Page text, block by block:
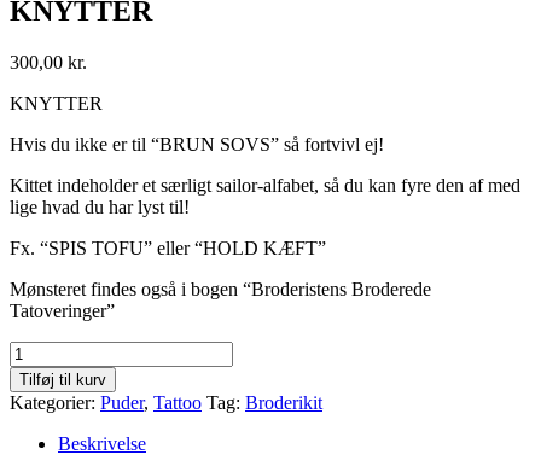
KNYTTER
300,00 kr.
KNYTTER
Hvis du ikke er til “BRUN SOVS” så fortvivl ej!
Kittet indeholder et særligt sailor-alfabet, så du kan fyre den af med
lige hvad du har lyst til!
Fx. “SPIS TOFU” eller “HOLD KÆFT”
Mønsteret findes også i bogen “Broderistens Broderede
Tatoveringer”
KNYTTER
antal
Tilføj til kurv
Kategorier: Puder, Tattoo Tag: Broderikit
Beskrivelse